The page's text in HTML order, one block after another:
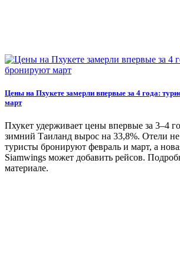
Цены на Пхукете замерли впервые за 4 года:
март
Пхукет удерживает цены впервые за 3–4
зимний Таиланд вырос на 33,8%. Отели
туристы бронируют февраль и март, а
Siamwings может добавить рейсов.
материале.